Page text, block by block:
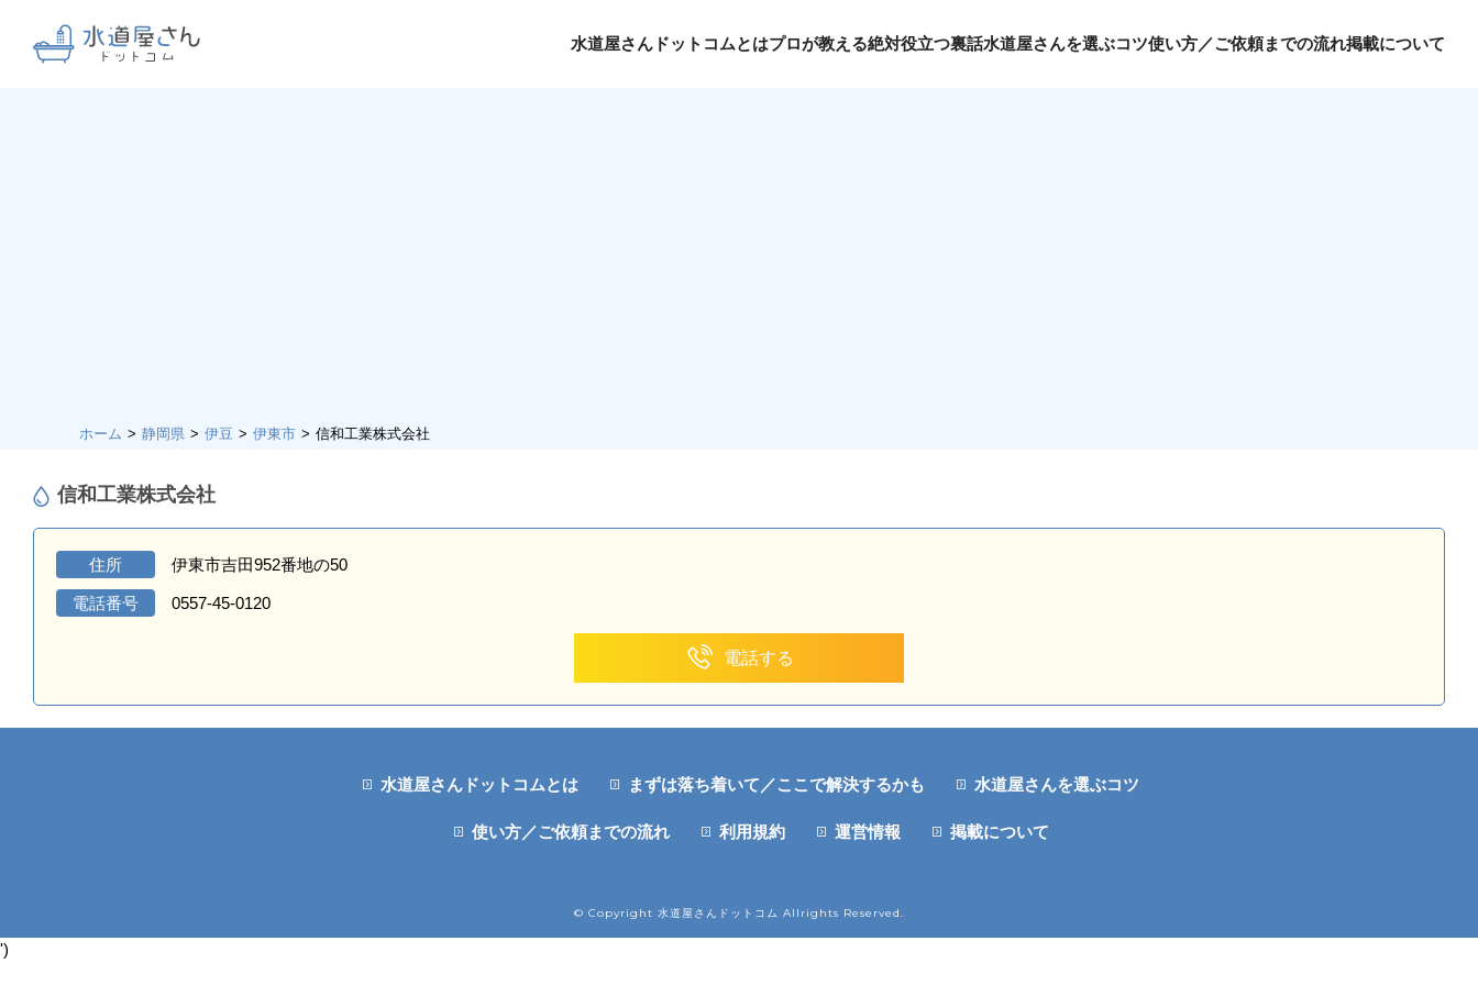
水道屋さんドットコムとはプロが教える絶対役立つ裏話水道屋さんを選ぶコツ使い方／ご依頼までの流れ掲載について
ホーム 静岡県 伊豆 伊東市 信和工業株式会社
信和工業株式会社
住所 伊東市吉田952番地の50
電話番号 0557-45-0120
電話する
水道屋さんドットコムとは まずは落ち着いて／ここで解決するかも 水道屋さんを選ぶコツ
使い方／ご依頼までの流れ 利用規約 運営情報 掲載について
© Copyright 水道屋さんドットコム Allrights Reserved.
')